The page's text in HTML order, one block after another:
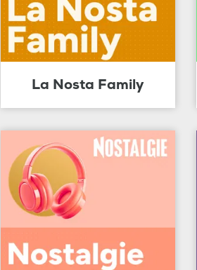
La Nosta Family